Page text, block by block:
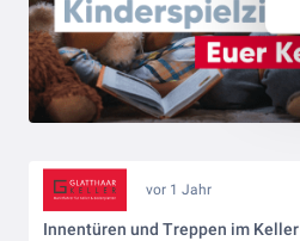
vor 1 Jahr
Innentüren und Treppen im Keller